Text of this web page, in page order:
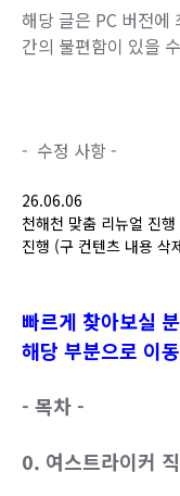
해당 글은 PC 버전에
간의 불편함이 있을
- 수정 사항 -
26.06.06
천해천 맞춤 리뉴얼 진
진행 (구 컨텐츠 내용 삭
빠르게 찾아보실
해당 부분으로 이
- 목차 -
0. 여스트라이커